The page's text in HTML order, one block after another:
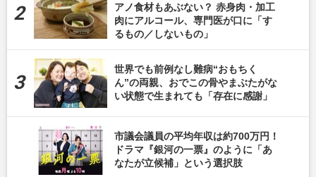
アノ食材もあぶない？ 赤身肉・加工
肉にアルコール、専門医が口に「す
るもの／しないもの」
世界でも前例なし難病“おもちく
ん”の両親、おでこの骨やまぶたがな
い状態で生まれても「存在に感謝」
市議会議員の平均年収は約700万円！
ドラマ『銀河の一票』のように「あ
なたが立候補」という選択肢